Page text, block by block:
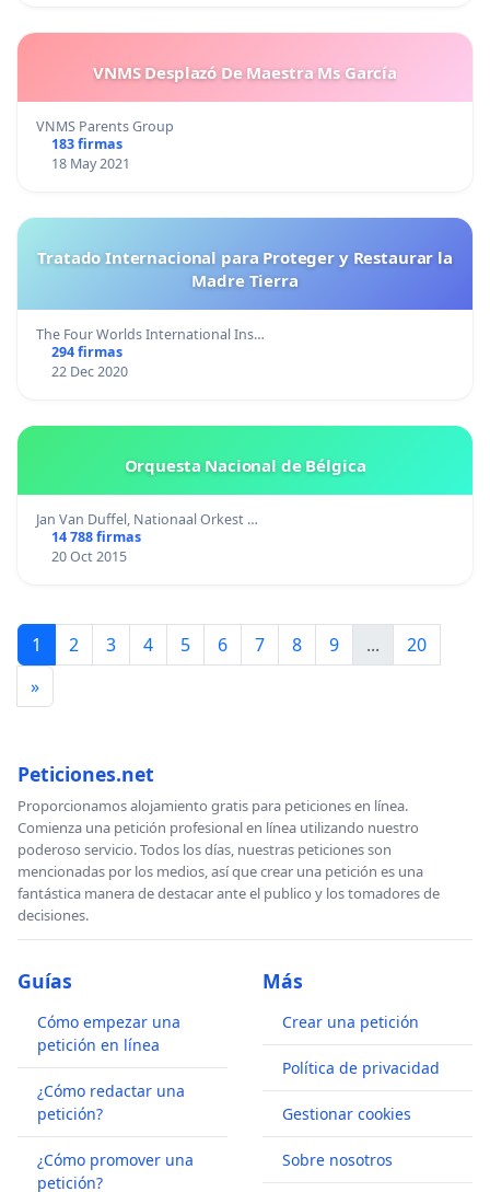
VNMS Desplazó De Maestra Ms García
VNMS Parents Group
183 firmas
18 May 2021
Tratado Internacional para Proteger y Restaurar la
Madre Tierra
The Four Worlds International Ins…
294 firmas
22 Dec 2020
Orquesta Nacional de Bélgica
Jan Van Duffel, Nationaal Orkest …
14 788 firmas
20 Oct 2015
1 2 3 4 5 6 7 8 9 ...
20
»
Peticiones.net
Proporcionamos alojamiento gratis para peticiones en línea.
Comienza una petición profesional en línea utilizando nuestro
poderoso servicio. Todos los días, nuestras peticiones son
mencionadas por los medios, así que crear una petición es una
fantástica manera de destacar ante el publico y los tomadores de
decisiones.
Guías
Cómo empezar una
petición en línea
¿Cómo redactar una
petición?
¿Cómo promover una
petición?
Más
Crear una petición
Política de privacidad
Gestionar cookies
Sobre nosotros